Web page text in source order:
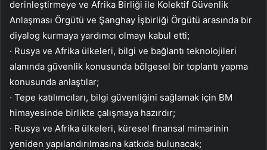
derinleştirmeye ve Afrika Birliği ile Kolektif Güvenlik
Anlaşması Örgütü ve Şanghay İşbirliği Örgütü arasında bir
diyalog kurmaya yardımcı olmayı kabul etti;
· Rusya ve Afrika ülkeleri, bilgi ve bağlantı teknolojileri
alanında güvenlik konusunda bölgesel bir toplantı yapma
konusunda anlaştılar;
· Tepe katılımcıları, bilgi güvenliğini sağlamak için BM
himayesinde birlikte çalışmaya hazırdır;
· Rusya ve Afrika ülkeleri, küresel finansal mimarinin
yeniden yapılandırılmasına katkıda bulunacak;